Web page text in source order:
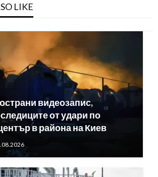
LIKE
видеозапис,
от удари по
в района на Киев